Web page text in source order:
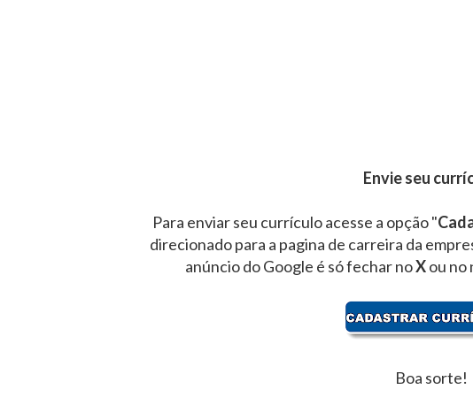
Envie seu
Para enviar seu currículo acesse a opção "
direcionado para a pagina de carreira da
anúncio do Google é só fechar noXou no
Boa sorte!